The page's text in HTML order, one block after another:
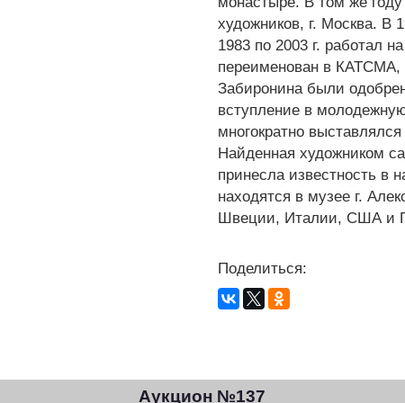
художников, г. Москва.
1983 по 2003 г. работал
переименован в
Забиронина были
вступление в
многократно
Найденная художником
принесла известность в
находятся в музее г.
Швеции, Италии, США и
Поделиться:
Аукцион №137